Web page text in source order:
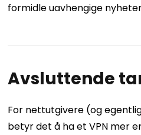
formidle uavhengige
Avsluttende
For nettutgivere (og
betyr det å ha et VPN mer